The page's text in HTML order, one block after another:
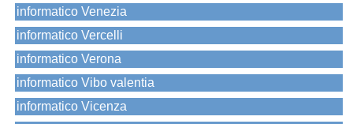
informatico Venezia
informatico Vercelli
informatico Verona
informatico Vibo valentia
informatico Vicenza